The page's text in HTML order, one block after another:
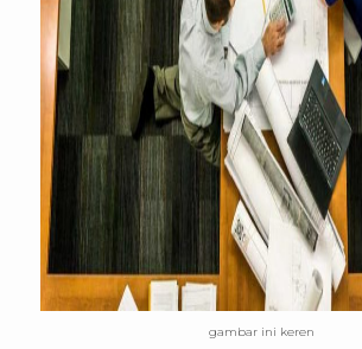
gambar ini keren